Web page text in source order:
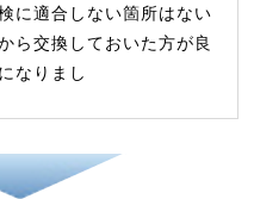
に適合しない箇所はない
ら交換しておいた方が良
なりまし